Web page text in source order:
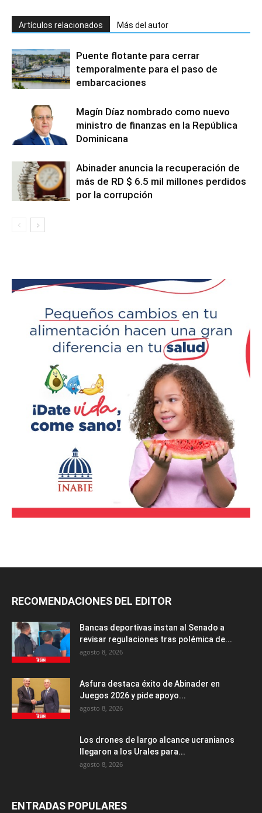
Artículos relacionados Más del autor
Puente flotante para cerrar
temporalmente para el paso de
embarcaciones
Magín Díaz nombrado como nuevo
ministro de finanzas en la República
Dominicana
Abinader anuncia la recuperación de
más de RD $ 6.5 mil millones perdidos
por la corrupción
RECOMENDACIONES DEL EDITOR
Bancas deportivas instan al Senado a
revisar regulaciones tras polémica de...
agosto 8, 2026
Asfura destaca éxito de Abinader en
Juegos 2026 y pide apoyo...
agosto 8, 2026
Los drones de largo alcance ucranianos
llegaron a los Urales para...
agosto 8, 2026
ENTRADAS POPULARES